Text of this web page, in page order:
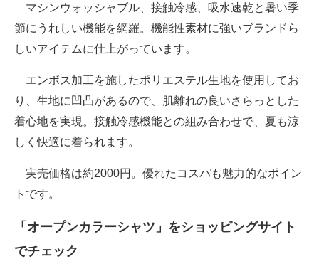
マシンウォッシャブル、接触冷感、吸水速乾と暑い季
節にうれしい機能を網羅。機能性素材に強いブランドら
しいアイテムに仕上がっています。
エンボス加工を施したポリエステル生地を使用してお
り、生地に凹凸があるので、肌離れの良いさらっとした
着心地を実現。接触冷感機能との組み合わせで、夏も涼
しく快適に着られます。
実売価格は約2000円。優れたコスパも魅力的なポイン
トです。
「オープンカラーシャツ」をショッピングサイト
でチェック